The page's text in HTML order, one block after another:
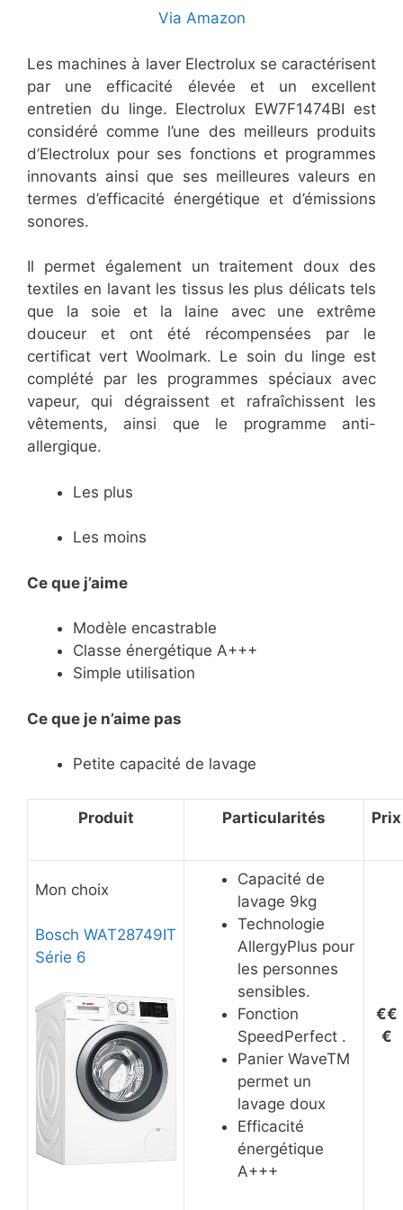
Via Amazon
Les machines à laver Electrolux se caractérisent
par une efficacité élevée et un excellent
entretien du linge. Electrolux EW7F1474BI est
considéré comme l’une des meilleurs produits
d’Electrolux pour ses fonctions et programmes
innovants ainsi que ses meilleures valeurs en
termes d’efficacité énergétique et d’émissions
sonores.
Il permet également un traitement doux des
textiles en lavant les tissus les plus délicats tels
que la soie et la laine avec une extrême
douceur et ont été récompensées par le
certificat vert Woolmark. Le soin du linge est
complété par les programmes spéciaux avec
vapeur, qui dégraissent et rafraîchissent les
vêtements, ainsi que le programme anti-
allergique.
Les plus
Les moins
Ce que j’aime
Modèle encastrable
Classe énergétique A+++
Simple utilisation
Ce que je n’aime pas
Petite capacité de lavage
Produit Particularités Prix
Mon choix
Bosch WAT28749IT
Série 6
Capacité de
lavage 9kg
Technologie
AllergyPlus pour
les personnes
sensibles.
Fonction
SpeedPerfect .
Panier WaveTM
permet un
lavage doux
Efficacité
énergétique
A+++
€€
€